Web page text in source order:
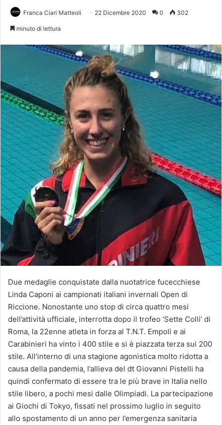
Franca Ciari Matteoli 22 Dicembre 2020 0 302
minuto di lettura
Due medaglie conquistate dalla nuotatrice fucecchiese
Linda Caponi ai campionati italiani invernali Open di
Riccione. Nonostante uno stop di circa quattro mesi
dell’attività ufficiale, interrotta dopo il trofeo ‘Sette Colli’ di
Roma, la 22enne atleta in forza al T.N.T. Empoli e ai
Carabinieri ha vinto i 400 stile e si è piazzata terza sui 200
stile. All’interno di una stagione agonistica molto ridotta a
causa della pandemia, l’allieva del dt Giovanni Pistelli ha
quindi confermato di essere tra le più brave in Italia nello
stile libero, a pochi mesi dalle Olimpiadi. La partecipazione
ai Giochi di Tokyo, fissati nel prossimo luglio in seguito
allo spostamento di un anno per l’emergenza sanitaria